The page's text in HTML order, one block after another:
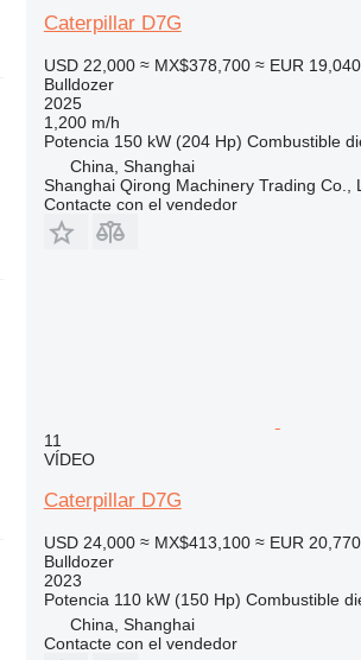
Caterpillar D7G
USD 22,000 ≈ MX$378,700 ≈ EUR 19,040
Bulldozer
2025
1,200 m/h
Potencia 150 kW (204 Hp) Combustible
China, Shanghai
Shanghai Qirong Machinery Trading Co.,
Contacte con el vendedor
11
VÍDEO
Caterpillar D7G
USD 24,000 ≈ MX$413,100 ≈ EUR 20,770
Bulldozer
2023
Potencia 110 kW (150 Hp) Combustible
China, Shanghai
Contacte con el vendedor